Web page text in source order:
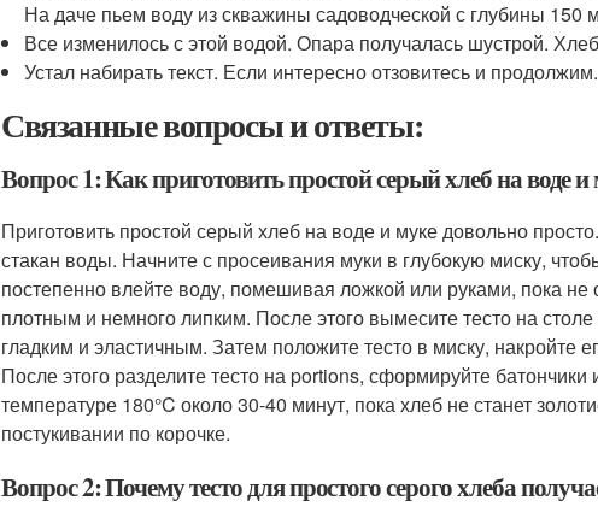
На даче пьем воду из скважины садоводческой с глубины 150
Все изменилось с этой водой. Опара получалась шустрой.
Устал набирать текст. Если интересно отзовитесь и продолжим.
Связанные вопросы и ответы:
Вопрос 1: Как приготовить простой серый хлеб на воде и
Приготовить простой серый хлеб на воде и муке довольно
стакан воды. Начните с просеивания муки в глубокую миску,
постепенно влейте воду, помешивая ложкой или руками, пока не
плотным и немного липким. После этого вымесите тесто на
гладким и эластичным. Затем положите тесто в миску, накройте
После этого разделите тесто на portions, сформируйте батончики
температуре 180°C около 30-40 минут, пока хлеб не станет
постукивании по корочке.
Вопрос 2: Почему тесто для простого серого хлеба